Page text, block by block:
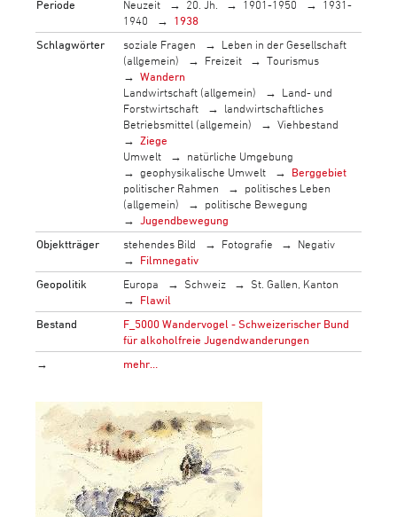
Periode
Neuzeit 20. Jh. 1901-1950
1931-
1940
1938
Schlagwörter
soziale Fragen
Leben in der Gesellschaft
(allgemein)
Freizeit
Tourismus
Wandern
Landwirtschaft (allgemein)
Land- und
Forstwirtschaft
landwirtschaftliches
Betriebsmittel (allgemein)
Viehbestand
Ziege
Umwelt
natürliche Umgebung
geophysikalische Umwelt
Berggebiet
politischer Rahmen
politisches Leben
(allgemein)
politische Bewegung
Jugendbewegung
Objektträger
stehendes Bild Fotografie
Negativ
Filmnegativ
Geopolitik
Europa Schweiz
St. Gallen, Kanton
Flawil
Bestand
F_5000 Wandervogel - Schweizerischer Bund
für alkoholfreie Jugendwanderungen
→
mehr…